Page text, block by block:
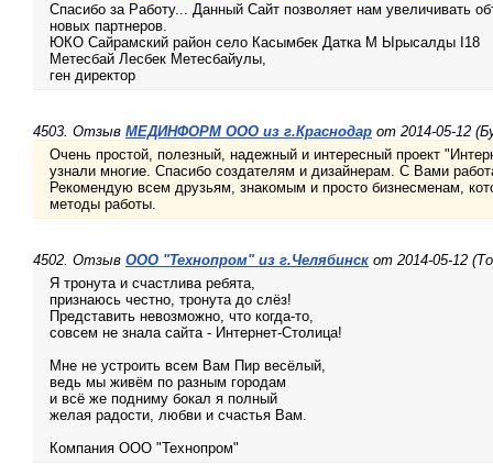
Спасибо за Работу... Данный Сайт позволяет нам увеличивать
новых партнеров.
ЮКО Сайрамский район село Касымбек Датка М Ырысалды І18
Метесбай Лесбек Метесбайулы,
ген директор
4503. Отзыв МЕДИНФОРМ ООО из г.Краснодар от 2014-05-12
Очень простой, полезный, надежный и интересный проект
узнали многие. Спасибо создателям и дизайнерам. С Вами
Рекомендую всем друзьям, знакомым и просто бизнесменам,
методы работы.
4502. Отзыв ООО "Технопром" из г.Челябинск от 2014-05-12
Я тронута и счастлива ребята,
признаюсь честно, тронута до слёз!
Представить невозможно, что когда-то,
совсем не знала сайта - Интернет-Столица!
Мне не устроить всем Вам Пир весёлый,
ведь мы живём по разным городам
и всё же подниму бокал я полный
желая радости, любви и счастья Вам.
Компания ООО "Технопром"